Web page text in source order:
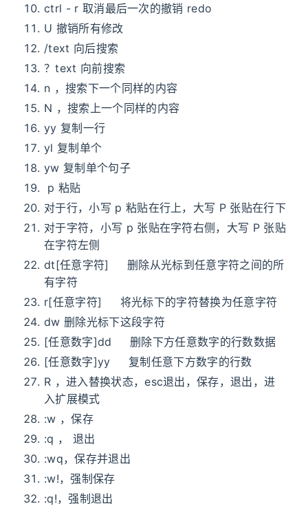
ctrl - r 取消最后一次的撤销 redo
U 撤销所有修改
/text 向后搜索
？text 向前搜索
n ，搜索下一个同样的内容
N ，搜索上一个同样的内容
yy 复制一行
yl 复制单个
yw 复制单个句子
p 粘贴
对于行，小写 p 粘贴在行上，大写 P 张贴在行下
对于字符，小写 p 张贴在字符右侧，大写 P 张贴
在字符左侧
dt[任意字符] 删除从光标到任意字符之间的所
有字符
r[任意字符] 将光标下的字符替换为任意字符
dw 删除光标下这段字符
[任意数字]dd 删除下方任意数字的行数数据
[任意数字]yy 复制任意下方数字的行数
R ，进入替换状态，esc退出，保存，退出，进
入扩展模式
:w ，保存
:q ， 退出
:wq，保存并退出
:w!，强制保存
:q!，强制退出